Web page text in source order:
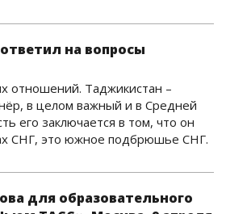
на вопросы
отношений. Таджикистан –
в целом важный и в Средней
его заключается в том, что он
СНГ, это южное подбрюшье СНГ.
для образовательного